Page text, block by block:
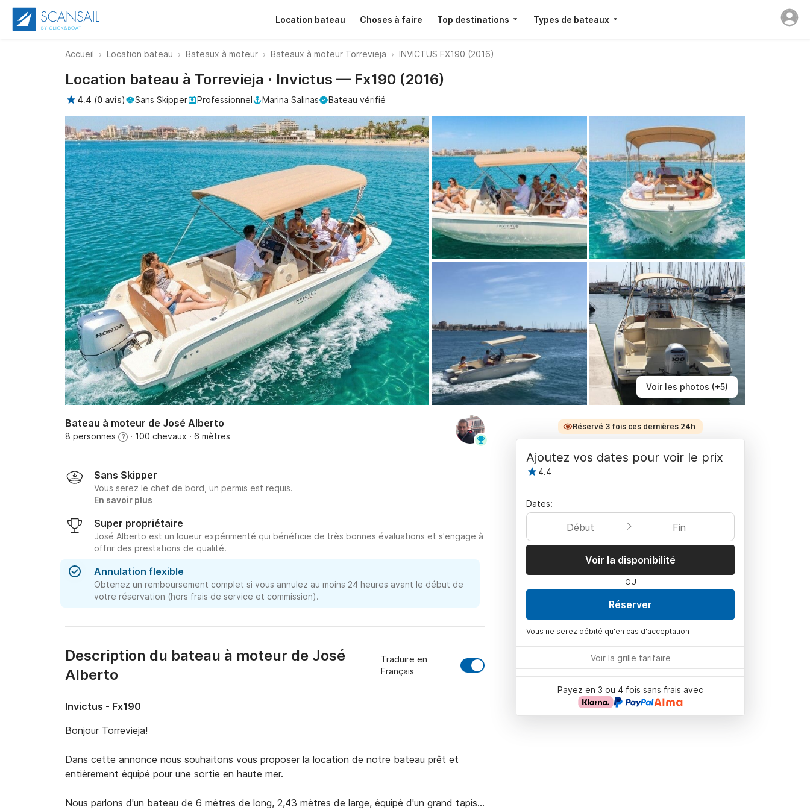
Location bateau Choses à faire Top destinations Types de bateaux
Accueil Location bateau Bateaux à moteur Bateaux à moteur Torrevieja INVICTUS FX190 (2016)
Voir les photos (+5)
Location bateau à Torrevieja · Invictus — Fx190 (2016)
4.4 (0 avis) Sans Skipper Professionnel Marina Salinas Bateau vérifié
Bateau à moteur de José Alberto
8 personnes ? · 100 chevaux · 6 mètres
Sans Skipper
Vous serez le chef de bord, un permis est requis.
En savoir plus
Super propriétaire
José Alberto est un loueur expérimenté qui bénéficie de très bonnes évaluations et s'engage à
offrir des prestations de qualité.
Annulation flexible
Obtenez un remboursement complet si vous annulez au moins 24 heures avant le début de
votre réservation (hors frais de service et commission).
Description du bateau à moteur de José
Alberto
Traduire en
Français
Invictus - Fx190
Bonjour Torrevieja!
Dans cette annonce nous souhaitons vous proposer la location de notre bateau prêt et
entièrement équipé pour une sortie en haute mer.
Nous parlons d'un bateau de 6 mètres de long, 2,43 mètres de large, équipé d'un grand tapis
Réservé 3 fois ces dernières 24h
Ajoutez vos dates pour voir le prix
4.4
Dates:
Début Fin
Voir la disponibilité
OU
Réserver
Vous ne serez débité qu'en cas d'acceptation
Voir la grille tarifaire
Payez en 3 ou 4 fois sans frais avec